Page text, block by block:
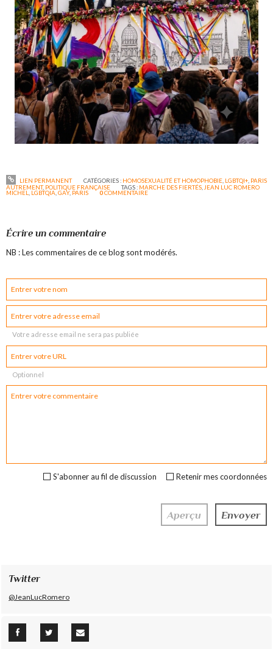
LIEN PERMANENT CATÉGORIES : HOMOSEXUALITÉ ET HOMOPHOBIE, LGBTQI+, PARIS
AUTREMENT, POLITIQUE FRANÇAISE TAGS : MARCHE DES FIERTÉS JEAN LUC ROMERO
MICHEL LGBTQIA ,GAY, PARIS 0COMMENTAIRE
Écrire un commentaire
NB : Les commentaires de ce blog sont modérés.
Votre adresse email ne sera pas publiée
Optionnel
Retenir mes coordonnées
S'abonner au fil de discussion
Twitter
@JeanLucRomero